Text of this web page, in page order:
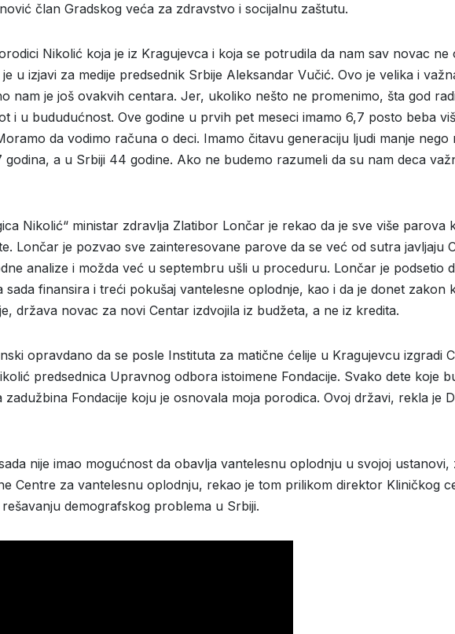
član Gradskog veća za zdravstvo i socijalnu zaštutu.
Nikolić koja je iz Kragujevca i koja se potrudila da nam sav novac
u izjavi za medije predsednik Srbije Aleksandar Vučić. Ovo je velika i
nam je još ovakvih centara. Jer, ukoliko nešto ne promenimo, šta god
i u bududućnost. Ove godine u prvih pet meseci imamo 6,7 posto beba
da vodimo računa o deci. Imamo čitavu generaciju ljudi manje
a u Srbiji 44 godine. Ako ne budemo razumeli da su nam deca
Nikolić“ ministar zdravlja Zlatibor Lončar je rekao da je sve više
Lončar je pozvao sve zainteresovane parove da se već od sutra
analize i možda već u septembru ušli u proceduru. Lončar je podsetio
sada finansira i treći pokušaj vantelesne oplodnje, kao i da je donet
država novac za novi Centar izdvojila iz budžeta, a ne iz kredita.
opravdano da se posle Instituta za matične ćelije u Kragujevcu izgradi
predsednica Upravnog odbora istoimene Fondacije. Svako dete koje
zadužbina Fondacije koju je osnovala moja porodica. Ovoj državi, rekla je
nije imao mogućnost da obavlja vantelesnu oplodnju u svojoj
Centre za vantelesnu oplodnju, rekao je tom prilikom direktor Kliničkog
demografskog problema u Srbiji.